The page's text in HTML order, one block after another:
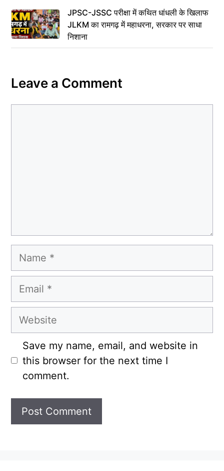
JPSC-JSSC परीक्षा में कथित धांधली के खिलाफ
JLKM का रामगढ़ में महाधरना, सरकार पर साधा
निशाना
Leave a Comment
Name
Email
Website
Save my name, email, and website in
this browser for the next time I
comment.